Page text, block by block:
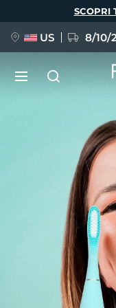
SCOPRI
US 8/10/
FAQ™ Pure
BREAKING NEWS
issa™ Teeth
Français